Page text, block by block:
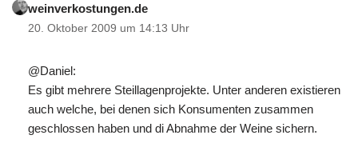
weinverkostungen.de
20. Oktober 2009 um 14:13 Uhr
@Daniel:
Es gibt mehrere Steillagenprojekte. Unter anderen existieren
auch welche, bei denen sich Konsumenten zusammen
geschlossen haben und di Abnahme der Weine sichern.